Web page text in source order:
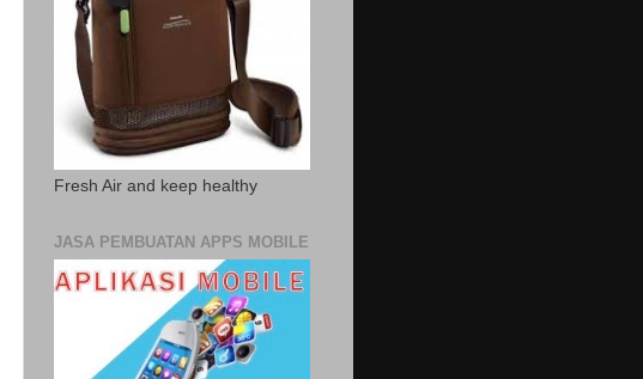
Fresh Air and keep healthy
JASA PEMBUATAN APPS MOBILE